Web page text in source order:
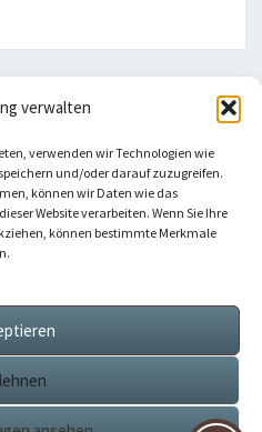
verwalten
verwenden wir Technologien wie
und/oder darauf zuzugreifen.
können wir Daten wie das
Website verarbeiten. Wenn Sie Ihre
können bestimmte Merkmale